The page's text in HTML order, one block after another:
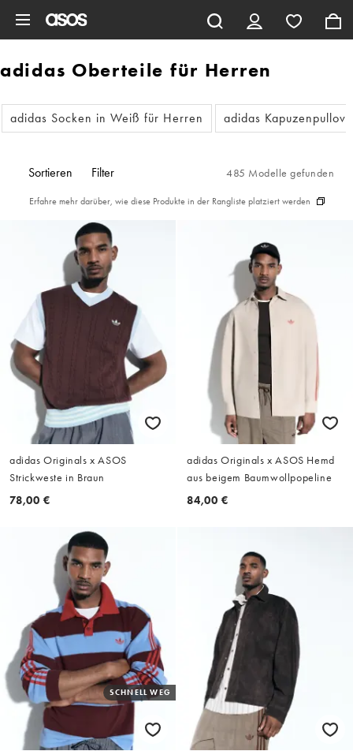
adidas Oberteile für Herren
adidas Socken in Weiß für Herren adidas
Sortieren Filter 485 Modelle gefunden
Erfahre mehr darüber, wie diese Produkte in der Rangliste platziert werden
adidas Originals x ASOS
Strickweste in Braun
78,00 €
adidas Originals x ASOS Hemd
aus beigem Baumwollpopeline
84,00 €
SCHNELL WEG